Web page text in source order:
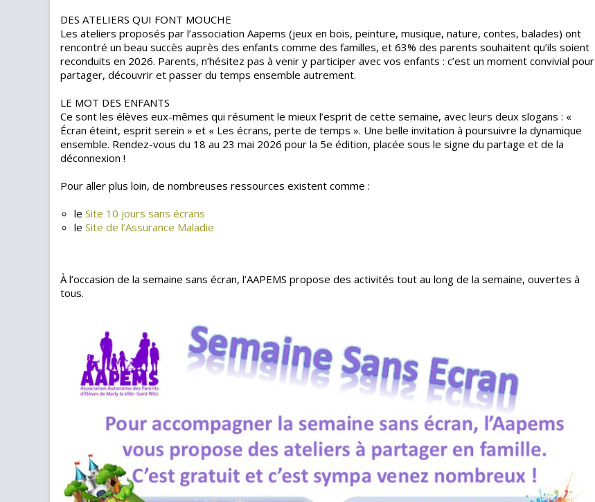
DES ATELIERS QUI FONT MOUCHE
Les ateliers proposés par l’association Aapems (jeux en bois, peinture, musique, nature, contes, balades) ont
rencontré un beau succès auprès des enfants comme des familles, et 63% des parents souhaitent qu’ils soient
reconduits en 2026. Parents, n’hésitez pas à venir y participer avec vos enfants : c’est un moment convivial pour
partager, découvrir et passer du temps ensemble autrement.
LE MOT DES ENFANTS
Ce sont les élèves eux-mêmes qui résument le mieux l’esprit de cette semaine, avec leurs deux slogans : «
Écran éteint, esprit serein » et « Les écrans, perte de temps ». Une belle invitation à poursuivre la dynamique
ensemble. Rendez-vous du 18 au 23 mai 2026 pour la 5e édition, placée sous le signe du partage et de la
déconnexion !
Pour aller plus loin, de nombreuses ressources existent comme :
le Site 10 jours sans écrans
le Site de l’Assurance Maladie
À l’occasion de la semaine sans écran, l’AAPEMS propose des activités tout au long de la semaine, ouvertes à
tous.